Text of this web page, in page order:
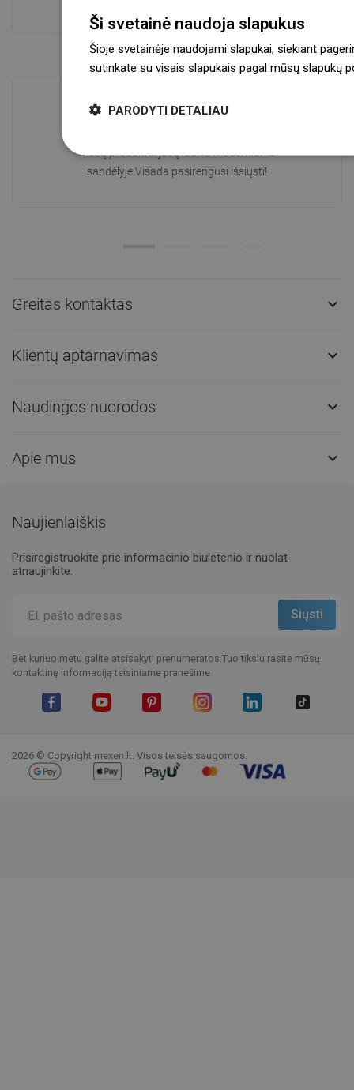
Mūsų produktai jūsų laukia moderniame
sandėlyje.Visada pasirengusi išsiųsti!
Greitas kontaktas 
Klientų aptarnavimas 
Naudingos nuorodos 
Apie mus 
Naujienlaiškis
Prisiregistruokite prie informacinio biuletenio ir nuolat
atnaujinkite.
Bet kuriuo metu galite atsisakyti prenumeratos.Tuo tikslu rasite mūsų
kontaktinę informaciją teisiniame pranešime.
2026 © Copyright mexen.lt. Visos teisės saugomos.
Ši svetainė naudoja slapukus
Šioje svetainėje naudojami slapukai, siekiant
sutinkate su visais slapukais pagal mūsų slapukų
PARODYTI DETALIAU